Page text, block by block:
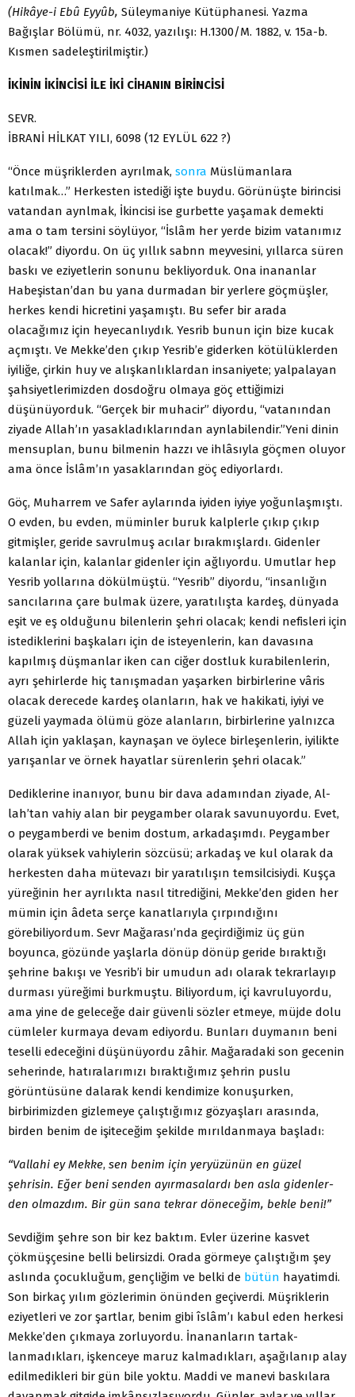
(Hikâye-i Ebû Eyyûb, Süleymaniye Kütüphanesi. Yazma
Bağışlar Bölümü, nr. 4032, yazılışı: H.1300/M. 1882, v. 15a-b.
Kısmen sadeleştirilmiştir.)
İKİNİN İKİNCİSİ İLE İKİ CİHANIN BİRİNCİSİ
SEVR.
İBRANİ HİLKAT YILI, 6098 (12 EYLÜL 622 ?)
“Önce müşriklerden ayrılmak, sonra Müslümanlara
katılmak…” Herkesten istediği işte buydu. Görü­nüşte birincisi
vatandan aynlmak, İkincisi ise gurbette yaşamak demek­ti
ama o tam tersini söylüyor, “İslâm her yerde bizim vatanımız
olacak!” diyordu. On üç yıllık sabnn meyvesi­ni, yıllarca süren
baskı ve eziyetlerin sonunu bekliyorduk. Ona inananlar
Habeşistan’dan bu yana durmadan bir yerlere göçmüşler,
herkes kendi hicretini yaşamıştı. Bu sefer bir ara­da
olacağımız için heyecanlıy­dık. Yesrib bunun için bize kucak
açmıştı. Ve Mekke’den çıkıp Yesrib’e giderken kötü­lüklerden
iyiliğe, çirkin huy ve alışkanlıklardan insaniyete; yalpalayan
şahsiyetlerimizden dosdoğru olmaya göç ettiğimizi
düşünüyorduk. “Gerçek bir muhacir” diyordu, “vatanından
ziyade Allah’ın yasakladıkla­rından aynlabilendir.”Yeni dinin
mensuplan, bunu bilmenin hazzı ve ihlâsıyla göçmen oluyor
ama önce İslâm’ın yasakla­rından göç ediyorlardı.
Göç, Muharrem ve Safer aylarında iyiden iyiye yoğunlaş­mıştı.
O evden, bu evden, müminler buruk kalplerle çıkıp çı­kıp
gitmişler, geride savrulmuş acılar bırakmışlardı. Giden­ler
kalanlar için, kalanlar gidenler için ağlıyordu. Umutlar hep
Yesrib yollarına dökülmüştü. “Yesrib” diyordu, “insanlı­ğın
sancılarına çare bulmak üzere, yaratılışta kardeş, dünya­da
eşit ve eş olduğunu bilenlerin şehri olacak; kendi nefisleri için
istediklerini başkaları için de isteyenlerin, kan davasına
kapılmış düşmanlar iken can ciğer dostluk kurabilenlerin,
ayrı şehirlerde hiç tanışmadan yaşarken birbirlerine vâris
olacak derecede kardeş olanların, hak ve hakikati, iyiyi ve
güzeli yaymada ölümü göze alanların, birbirlerine yalnızca
Allah için yaklaşan, kaynaşan ve öylece birleşenlerin, iyilikte
yarışanlar ve örnek hayatlar sürenlerin şehri olacak.”
Dediklerine inanıyor, bunu bir dava adamından ziyade, Al­
lah’tan vahiy alan bir peygamber olarak savunuyordu. Evet,
o peygamberdi ve benim dostum, arkadaşımdı. Peygamber
olarak yüksek vahiylerin sözcüsü; arkadaş ve kul olarak da
herkesten daha mütevazı bir yaratılışın temsilcisiydi. Kuş­ça
yüreğinin her ayrılıkta nasıl titrediğini, Mekke’den giden her
mümin için âdeta serçe kanatlarıyla çırpındığını
görebiliyordum. Sevr Mağarası’nda geçirdiğimiz üç gün
boyunca, gözünde yaşlarla dönüp dönüp geride bıraktığı
şehrine ba­kışı ve Yesrib’i bir umudun adı olarak tekrarlayıp
durması yüreğimi burkmuştu. Biliyordum, içi kavruluyordu,
ama yine de geleceğe dair güvenli sözler etmeye, müjde dolu
cümleler kurmaya devam ediyordu. Bunları duymanın beni
teselli ede­ceğini düşünüyordu zâhir. Mağaradaki son gecenin
seherin­de, hatıralarımızı bıraktığımız şehrin puslu
görüntüsüne da­larak kendi kendimize konuşurken,
birbirimizden gizlemeye çalıştığımız gözyaşları arasında,
birden benim de işiteceğim şekilde mırıldanmaya başladı:
“Vallahi ey Mekke, sen benim için yeryüzünün en güzel
şehrisin. Eğer beni senden ayırmasalardı ben asla gidenler­
den olmazdım. Bir gün sana tekrar döneceğim, bekle beni!”
Sevdiğim şehre son bir kez baktım. Evler üzerine kasvet
çökmüşçesine belli belirsizdi. Orada görmeye çalıştığım şey
aslında çocukluğum, gençliğim ve belki de bütün hayatim­di.
Son birkaç yılım gözlerimin önünden geçiverdi. Müşrik­lerin
eziyetleri ve zor şartlar, benim gibi îslâm’ı kabul eden herkesi
Mekke’den çıkmaya zorluyordu. İnananların tartak­
lanmadıkları, işkenceye maruz kalmadıkları, aşağılanıp alay
edilmedikleri bir gün bile yoktu. Maddi ve manevi baskılara